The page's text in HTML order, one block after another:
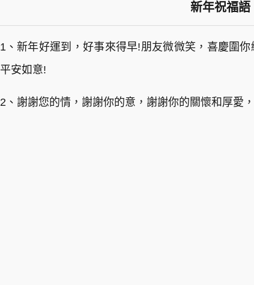
新年祝福語
1、新年好運到，好事來得早!朋友微微笑，喜慶圍
平安如意!
2、謝謝您的情，謝謝你的意，謝謝你的關懷和厚愛